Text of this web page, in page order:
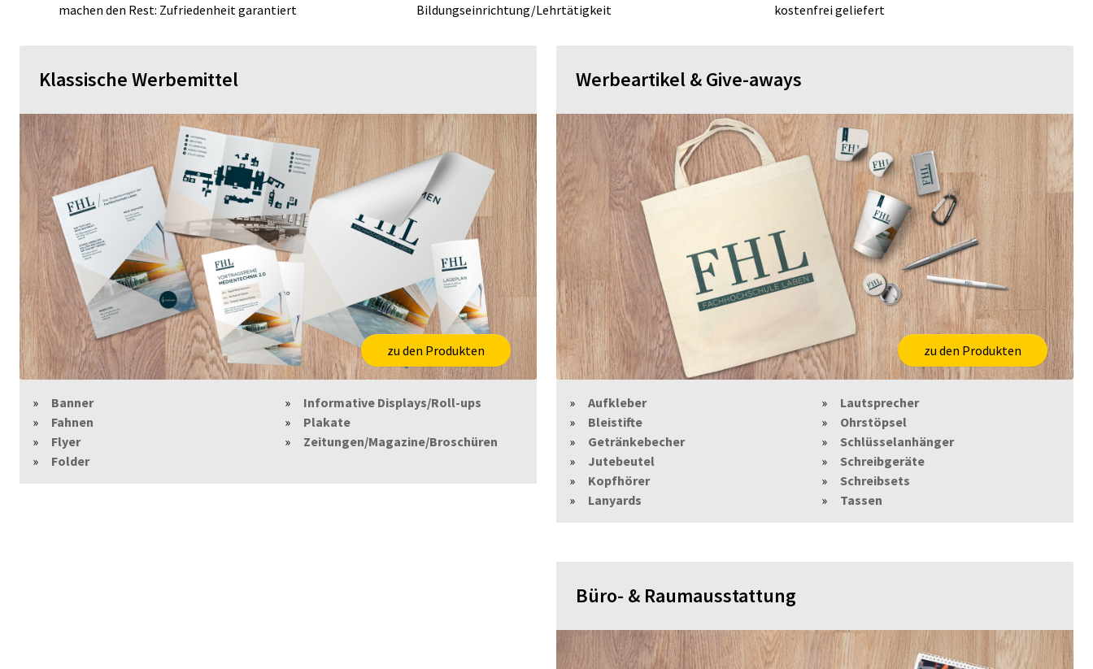
machen den Rest: Zufriedenheit garantiert
Bildungseinrichtung/Lehrtätigkeit
kostenfrei geliefert
Klassische Werbemittel
zu den Produkten
Banner
Fahnen
Flyer
Folder
Informative Displays/Roll-ups
Plakate
Zeitungen/Magazine/Broschüren
Werbeartikel & Give-aways
zu den Produkten
Aufkleber
Bleistifte
Getränkebecher
Jutebeutel
Kopfhörer
Lanyards
Lautsprecher
Ohrstöpsel
Schlüsselanhänger
Schreibgeräte
Schreibsets
Tassen
Büro- & Raumausstattung